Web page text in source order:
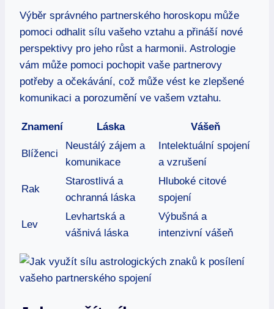
Výběr správného partnerského horoskopu může
pomoci odhalit sílu​ vašeho vztahu a ​přináší nové
perspektivy⁢ pro jeho růst ⁤a harmonii. Astrologie
vám​ může pomoci pochopit​ vaše partnerovy⁢
potřeby a očekávání, což může vést ke zlepšené
komunikaci a porozumění ve vašem vztahu.
Znamení Láska Vášeň
Blíženci
Neustálý ⁣zájem ⁤a
komunikace
Intelektuální spojení
⁣a vzrušení
Rak
Starostlivá a
ochranná láska
Hluboké⁣ citové
spojení
Lev
Levhartská a⁢
vášnivá láska
Výbušná a
intenzivní ⁤vášeň